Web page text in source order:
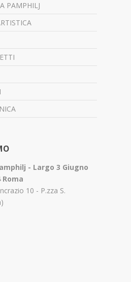
PAMPHILJ
- Largo 3 Giugno
Roma
10 - P.zza S.